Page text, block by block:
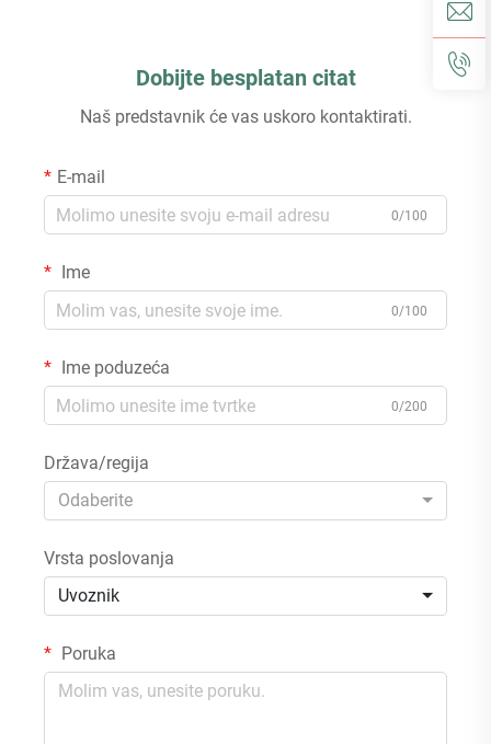
Dobijte besplatan citat
Naš predstavnik će vas uskoro kontaktirati.
E-mail
0/100
Ime
0/100
Ime poduzeća
0/200
Država/regija
Odaberite
Vrsta poslovanja
Uvoznik
Poruka